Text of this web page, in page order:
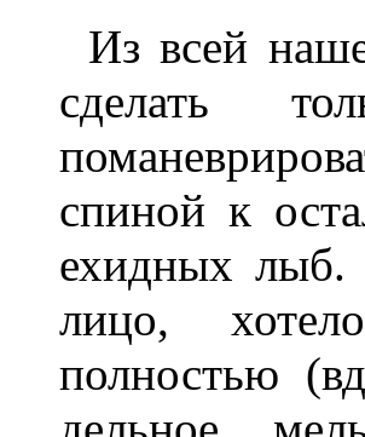
Из всей
сделать
спиной к
ехидных лыб.
лицо,
полностью